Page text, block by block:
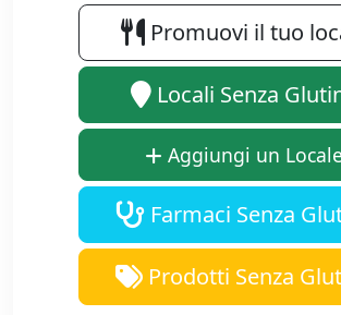
Promuovi il tuo
Locali Senza
Aggiungi un Locale
Farmaci Senza
Prodotti Senza